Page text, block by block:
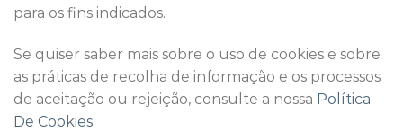
para os fins indicados.
Se quiser saber mais sobre o uso de cookies e sobre
as práticas de recolha de informação e os processos
de aceitação ou rejeição, consulte a nossa Política
De Cookies.